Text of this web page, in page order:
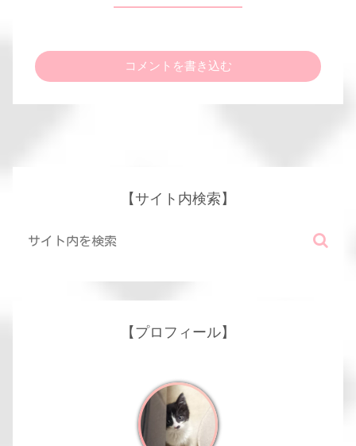
コメントを書き込む
【サイト内検索】
【プロフィール】